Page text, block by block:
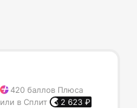
420 баллов Плюса
или в Сплит
2 623 ₽